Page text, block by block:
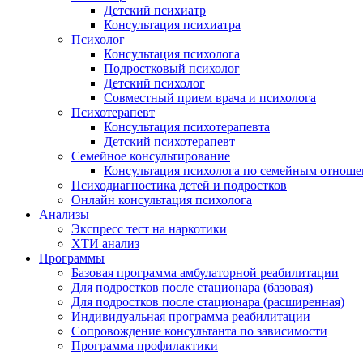
Детский психиатр
Консультация психиатра
Психолог
Консультация психолога
Подростковый психолог
Детский психолог
Совместный прием врача и психолога
Психотерапевт
Консультация психотерапевта
Детский психотерапевт
Семейное консультирование
Консультация психолога по семейным
Психодиагностика детей и подростков
Онлайн консультация психолога
Анализы
Экспресс тест на наркотики
ХТИ анализ
Программы
Базовая программа амбулаторной реабилитации
Для подростков после стационара (базовая)
Для подростков после стационара (расширенная)
Индивидуальная программа реабилитации
Сопровождение консультанта по зависимости
Программа профилактики